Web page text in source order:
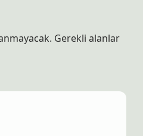
Gerekli alanlar